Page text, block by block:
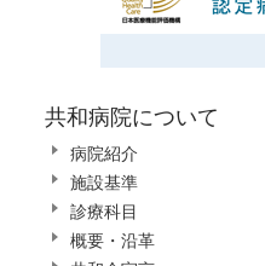
共和病院について
病院紹介
施設基準
診療科目
概要・沿革